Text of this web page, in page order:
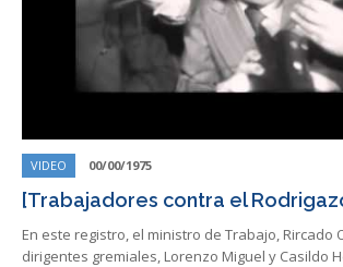
VIDEO 00/00/1975
[Trabajadores contra el
En este registro, el ministro de Trabajo, Rircado
dirigentes gremiales, Lorenzo Miguel y Casildo